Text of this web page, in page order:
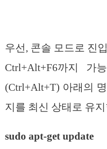
우선, 콘솔 모드로 진
Ctrl+Alt+F6까지 가
(Ctrl+Alt+T) 아래의
지를 최신 상태로 유
sudo apt-get update